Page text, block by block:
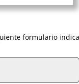
formulario